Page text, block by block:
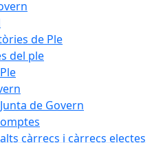
de Ple
del ple
de Govern
càrrecs i càrrecs electes